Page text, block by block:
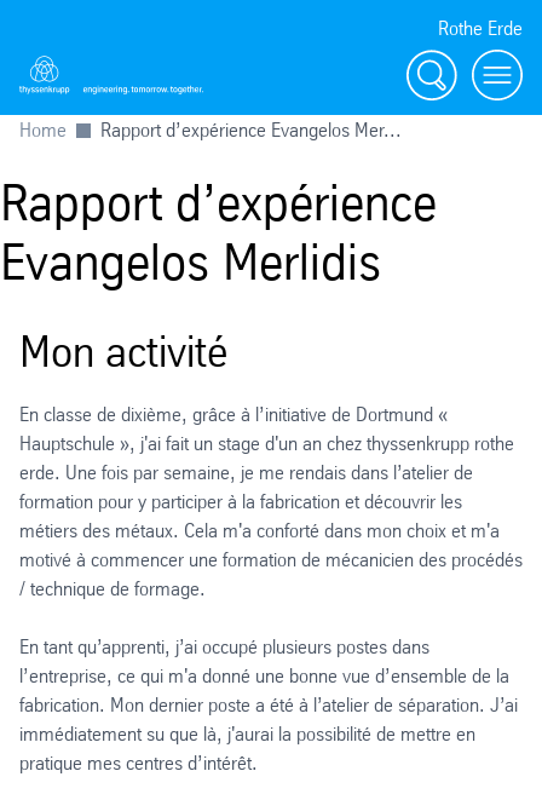
Rothe Erde
Chercher
Home Rapport d’expérience Evangelos Mer...
Rapport d’expérience
Evangelos Merlidis
Mon activité
En classe de dixième, grâce à l’initiative de Dortmund «
Hauptschule », j'ai fait un stage d'un an chez thyssenkrupp rothe
erde. Une fois par semaine, je me rendais dans l’atelier de
formation pour y participer à la fabrication et découvrir les
métiers des métaux. Cela m'a conforté dans mon choix et m'a
motivé à commencer une formation de mécanicien des procédés
/ technique de formage.
En tant qu’apprenti, j’ai occupé plusieurs postes dans
l’entreprise, ce qui m'a donné une bonne vue d’ensemble de la
fabrication. Mon dernier poste a été à l’atelier de séparation. J’ai
immédiatement su que là, j'aurai la possibilité de mettre en
pratique mes centres d’intérêt.